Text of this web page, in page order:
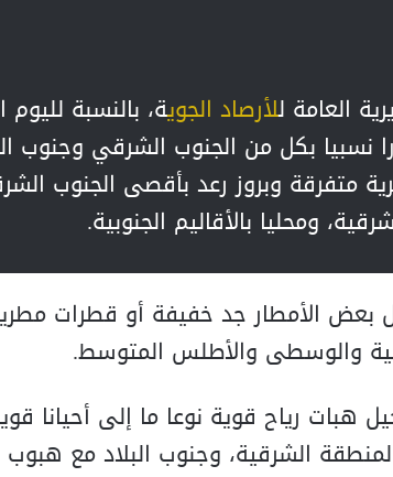
العامة للأرصاد الجوية، بالنسبة لليوم
نسبيا بكل من الجنوب الشرقي وجنوب
متفرقة وبروز رعد بأقصى الجنوب
ومحليا بالأقاليم الجنوبية.
بعض الأمطار جد خفيفة أو قطرات
والوسطى والأطلس المتوسط.
هبات رياح قوية نوعا ما إلى أحيانا
الشرقية، وجنوب البلاد مع هبوب